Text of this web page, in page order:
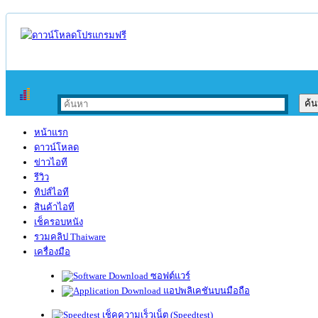
หน้าแรก
ดาวน์โหลด
ข่าวไอที
รีวิว
ทิปส์ไอที
สินค้าไอที
เช็ครอบหนัง
รวมคลิป Thaiware
เครื่องมือ
ซอฟต์แวร์
แอปพลิเคชันบนมือถือ
เช็คความเร็วเน็ต (Speedtest)